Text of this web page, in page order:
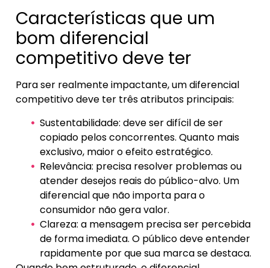
Características que um
bom diferencial
competitivo deve ter
Para ser realmente impactante, um diferencial
competitivo deve ter três atributos principais:
Sustentabilidade: deve ser difícil de ser
copiado pelos concorrentes. Quanto mais
exclusivo, maior o efeito estratégico.
Relevância: precisa resolver problemas ou
atender desejos reais do público-alvo. Um
diferencial que não importa para o
consumidor não gera valor.
Clareza: a mensagem precisa ser percebida
de forma imediata. O público deve entender
rapidamente por que sua marca se destaca.